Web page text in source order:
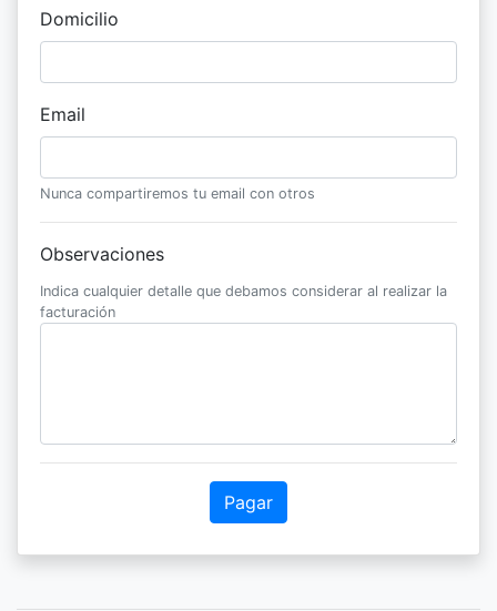
Domicilio
Email
Nunca compartiremos tu email con otros
Observaciones
Indica cualquier detalle que debamos considerar al realizar la
facturación